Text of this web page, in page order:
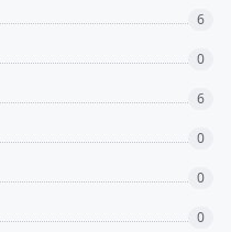
6
0
6
0
0
0